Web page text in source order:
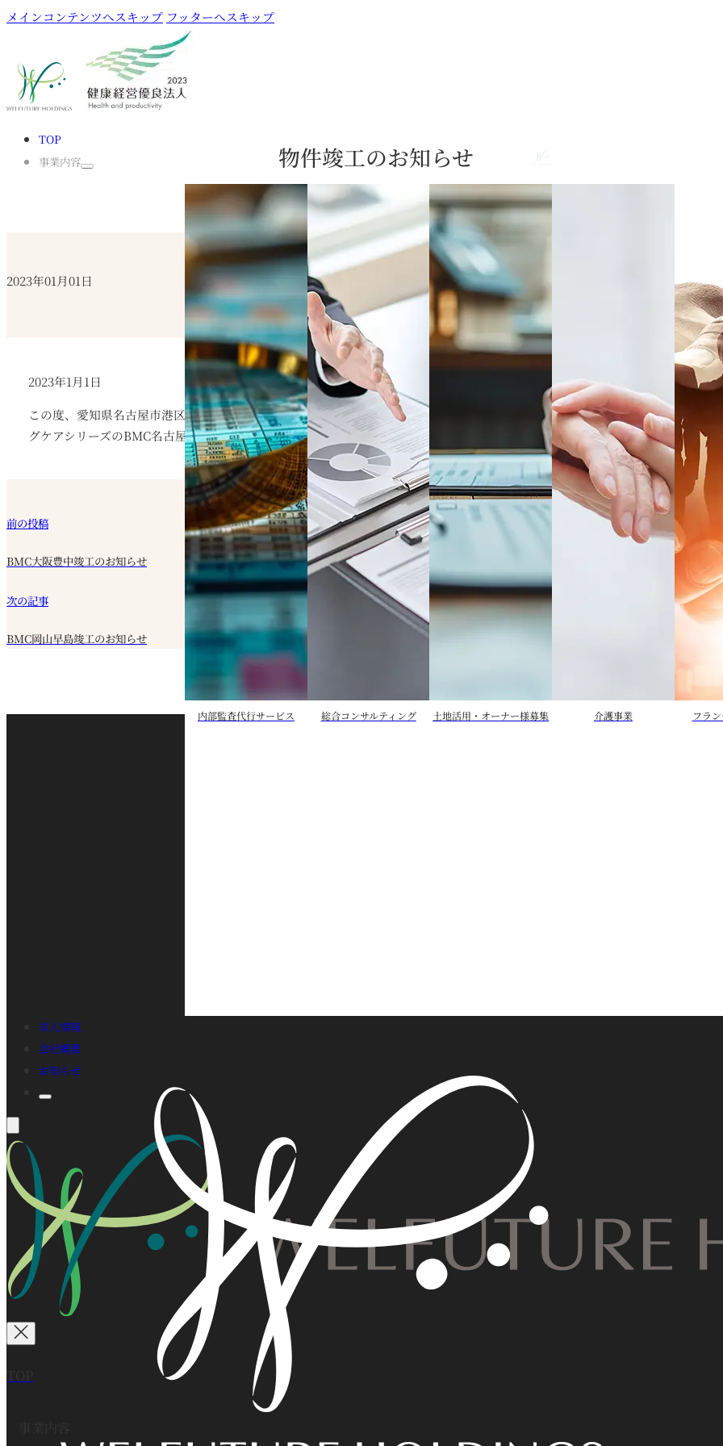
メインコンテンツへスキップ フッターへスキップ
TOP
事業内容
内部監査代行サービス 総合コンサルティング 土地活用・オーナー様募集 介護事業 フラ
求人情報
会社概要
お知らせ
物件竣工のお知らせ
BMC名古屋港竣工のお知らせ
2023年01月01日
2023年1月1日
この度、愛知県名古屋市港区東茶屋にて建築を進めていました宿泊対応デイサービスのブルーミン
グケアシリーズのBMC名古屋港が竣工しましたことをお知らせします。
前の投稿
BMC大阪豊中竣工のお知らせ
次の記事
BMC岡山早島竣工のお知らせ